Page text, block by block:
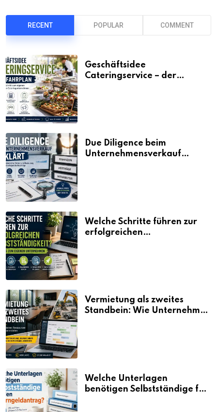
RECENT POPULAR COMMENT
Geschäftsidee
Cateringservice – der
Due Diligence beim
Unternehmensverkauf
Welche Schritte führen zur
erfolgreichen
Vermietung als zweites
Standbein: Wie Unternehmen
Welche Unterlagen
benötigen Selbstständige für